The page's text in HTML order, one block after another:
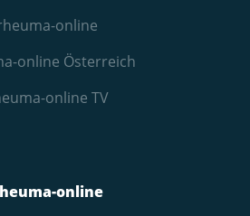
online
online Österreich
online TV
online